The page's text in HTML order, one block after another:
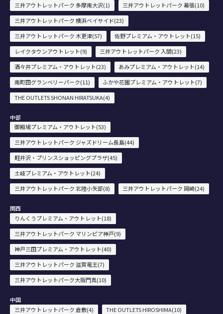
三井アウトレットパーク 多摩南大沢(1)
三井アウトレットパーク 幕張(10)
三井アウトレットパーク 横浜ベイサイド(23)
三井アウトレットパーク 木更津(57)
佐野プレミアム・アウトレット(15)
レイクタウンアウトレット(9)
三井アウトレットパーク 入間(23)
酒々井プレミアム・アウトレット(23)
あみプレミアム・アウトレット(14)
南町田グランベリーパーク(11)
ふかや花園プレミアム・アウトレット(7)
THE OUTLETS SHONAN HIRATSUKA(4)
中部
御殿場プレミアム・アウトレット(53)
三井アウトレットパーク ジャズドリーム長島(44)
軽井沢・プリンスショッピングプラザ(45)
土岐プレミアム・アウトレット(24)
三井アウトレットパーク 北陸小矢部(8)
三井アウトレットパーク 岡崎(24)
関西
りんくうプレミアム・アウトレット(18)
三井アウトレットパーク マリンピア神戸(9)
神戸三田プレミアム・アウトレット(40)
三井アウトレットパーク 滋賀竜王(7)
三井アウトレットパーク大阪門真(10)
中国
三井アウトレットパーク 倉敷(4)
THE OUTLETS HIROSHIMA(10)